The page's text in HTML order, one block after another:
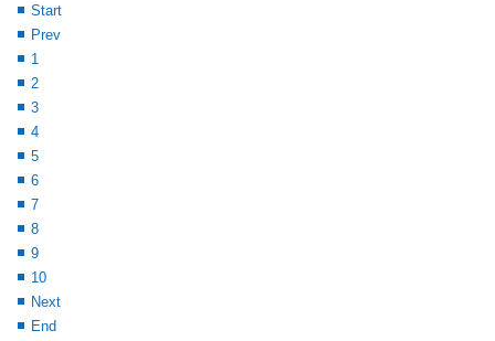
Start
Prev
1
2
3
4
5
6
7
8
9
10
Next
End